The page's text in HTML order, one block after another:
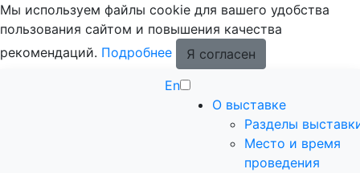
Мы используем файлы cookie для вашего удобства
пользования сайтом и повышения качества
рекомендаций. Подробнее
Я согласен
En
О выставке
Разделы
Место и время
проведения